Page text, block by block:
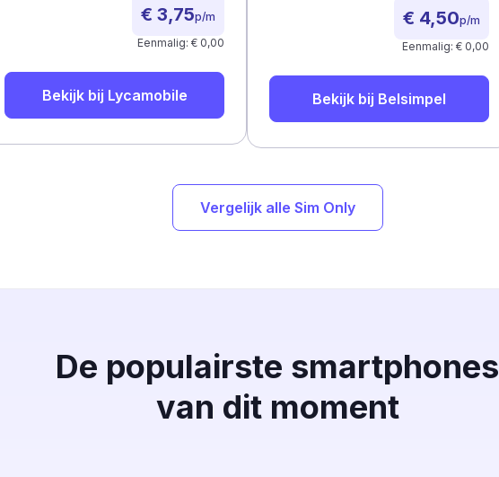
€ 3,75p/m
Eenmalig: € 0,00
Bekijk bij Lycamobile
€ 4,50p/m
Eenmalig: € 0,00
Bekijk bij Belsimpel
Vergelijk alle Sim Only
De populairste smartphones
van dit moment